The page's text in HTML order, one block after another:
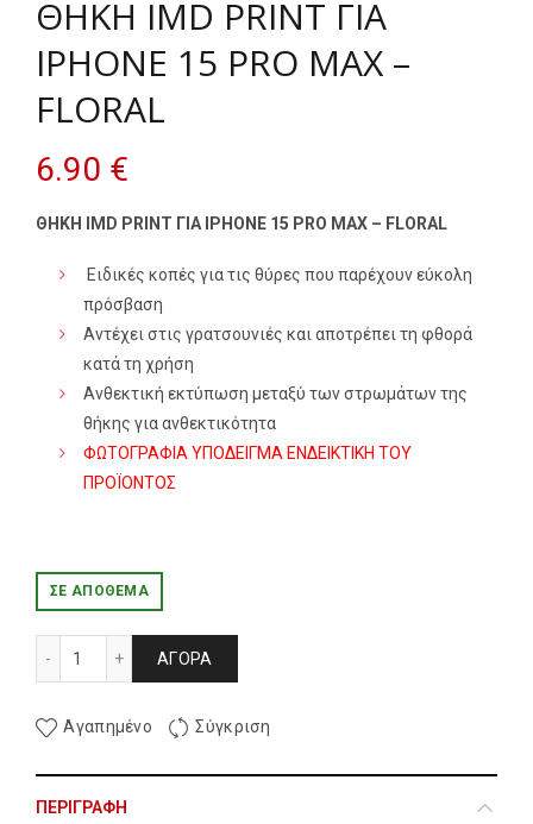
ΘΗΚΗ IMD PRINT ΓΙΑ
IPHONE 15 PRO MAX –
FLORAL
6.90 €
ΘΗΚΗ IMD PRINT ΓΙΑ IPHONE 15 PRO MAX – FLORAL
Ειδικές κοπές για τις θύρες που παρέχουν εύκολη
πρόσβαση
Αντέχει στις γρατσουνιές και αποτρέπει τη φθορά
κατά τη χρήση
Ανθεκτική εκτύπωση μεταξύ των στρωμάτων της
θήκης για ανθεκτικότητα
ΦΩΤΟΓΡΑΦΙΑ ΥΠΟΔΕΙΓΜΑ ΕΝΔΕΙΚΤΙΚΗ ΤΟΥ
ΠΡΟΪΟΝΤΟΣ
ΣΕ ΑΠΌΘΕΜΑ
ΘΗΚΗ IMD PRINT ΓΙΑ IPHONE 15 PRO MAX - FLORAL
ΑΓΟΡΆ
Αγαπημένο Σύγκριση
ΠΕΡΙΓΡΑΦΉ